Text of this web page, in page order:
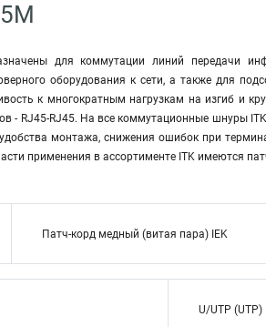
для коммутации линий передачи
оборудования к сети, а также для
к многократным нагрузкам на изгиб и
- RJ45-RJ45. На все коммутационные шнуры
монтажа, снижения ошибок при
применения в ассортименте ITK имеются
Патч-корд медный (витая пара) IEK
U/UTP (UTP)